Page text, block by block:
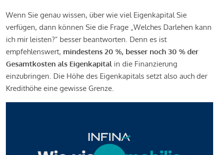
Wenn Sie genau wissen, über wie viel Eigenkapital Sie
verfügen, dann können Sie die Frage „Welches Darlehen kann
ich mir leisten?“ besser beantworten. Denn es ist
empfehlenswert, mindestens 20 %, besser noch 30 % der
Gesamtkosten als Eigenkapital in die Finanzierung
einzubringen. Die Höhe des Eigenkapitals setzt also auch der
Kredithöhe eine gewisse Grenze.